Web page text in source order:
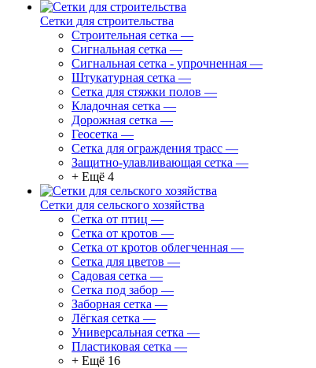
Сетки для строительства
Строительная сетка —
Сигнальная сетка —
Сигнальная сетка - упрочненная —
Штукатурная сетка —
Сетка для стяжки полов —
Кладочная сетка —
Дорожная сетка —
Геосетка —
Сетка для ограждения трасс —
Защитно-улавливающая сетка —
+ Ещё 4
Сетки для сельского хозяйства
Сетка от птиц —
Сетка от кротов —
Сетка от кротов облегченная —
Сетка для цветов —
Садовая сетка —
Сетка под забор —
Заборная сетка —
Лёгкая сетка —
Универсальная сетка —
Пластиковая сетка —
+ Ещё 16